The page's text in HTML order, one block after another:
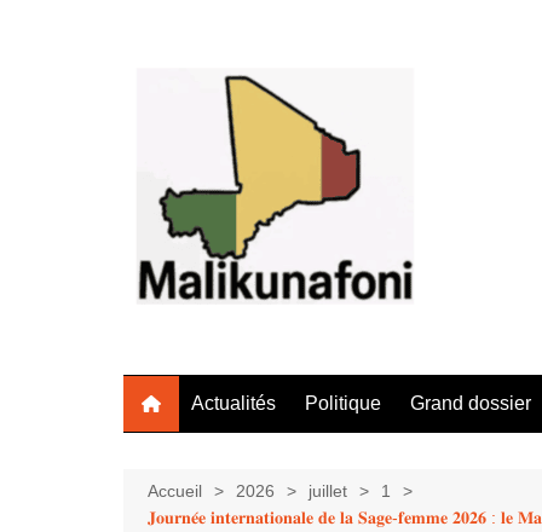
Actualités Politique Grand dossier
Accueil 2026 juillet
1
𝐉𝐨𝐮𝐫𝐧𝐞́𝐞 𝐢𝐧𝐭𝐞𝐫𝐧𝐚𝐭𝐢𝐨𝐧𝐚𝐥𝐞 𝐝𝐞 𝐥𝐚 𝐒𝐚𝐠𝐞-𝐟𝐞𝐦𝐦𝐞 𝟐𝟎𝟐𝟔 : 𝐥𝐞